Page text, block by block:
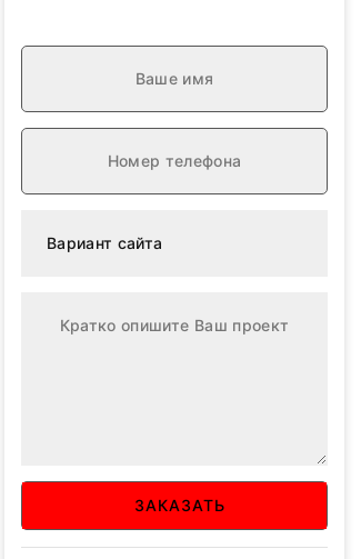
ЗАКАЗАТЬ